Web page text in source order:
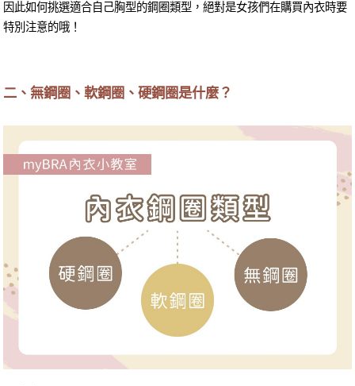
因此如何挑選適合自己胸型的鋼圈類型，絕對是女孩們在購買內衣時要
特別注意的哦！
二、無鋼圈、軟鋼圈、硬鋼圈是什麼？